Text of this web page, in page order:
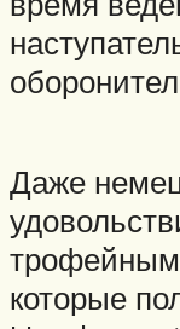
Даже
которые